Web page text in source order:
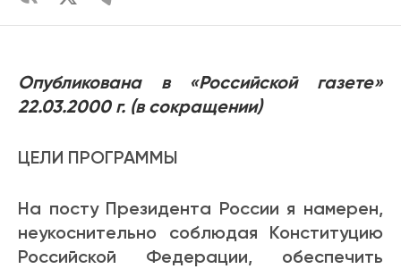
Опубликована в «Российской газете»
22.03.2000 г. (в сокращении)
ЦЕЛИ ПРОГРАММЫ
На посту Президента России я намерен,
неукоснительно соблюдая Конституцию
Российской Федерации, обеспечить